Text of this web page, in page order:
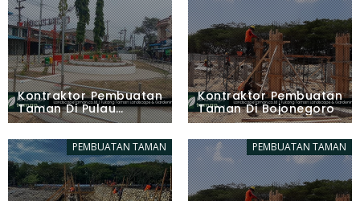
Kontraktor Pembuatan
Taman Di Pulau
Taliabu Utara
Kontraktor Pembuatan
Taman Di Bojonegoro
PEMBUATAN TAMAN PEMBUATAN TAMAN